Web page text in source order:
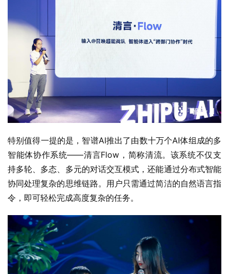
特别值得一提的是，智谱AI推出了由数十万个AI体组成的多
智能体协作系统——清言Flow，简称清流。该系统不仅支
持多轮、多态、多元的对话交互模式，还能通过分布式智能
协同处理复杂的思维链路。用户只需通过简洁的自然语言指
令，即可轻松完成高度复杂的任务。